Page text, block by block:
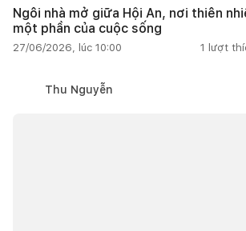
Ngôi nhà mở giữa Hội An, nơi thiên
một phần của cuộc sống
27/06/2026, lúc 10:00 1 lượt
Thu Nguyễn